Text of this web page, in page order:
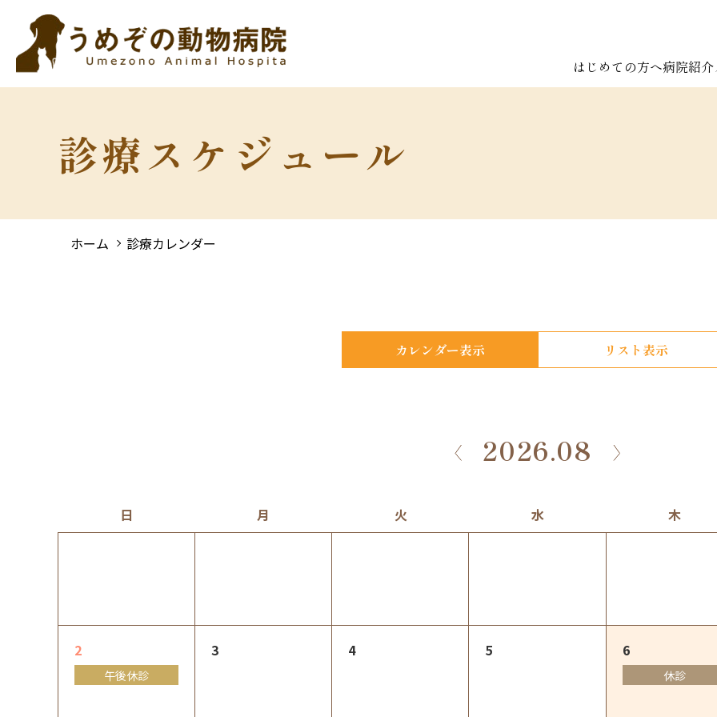
はじめての方へ病院紹介
診療スケジュール
ホーム 診療カレンダー
カレンダー表示 リスト表示
2026.08
日 月 火 水 木
2
午後休診
3 4 5 6
休診